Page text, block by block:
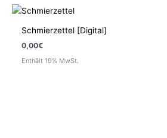
Schmierzettel [Digital]
0,00€
Enthält 19% MwSt.